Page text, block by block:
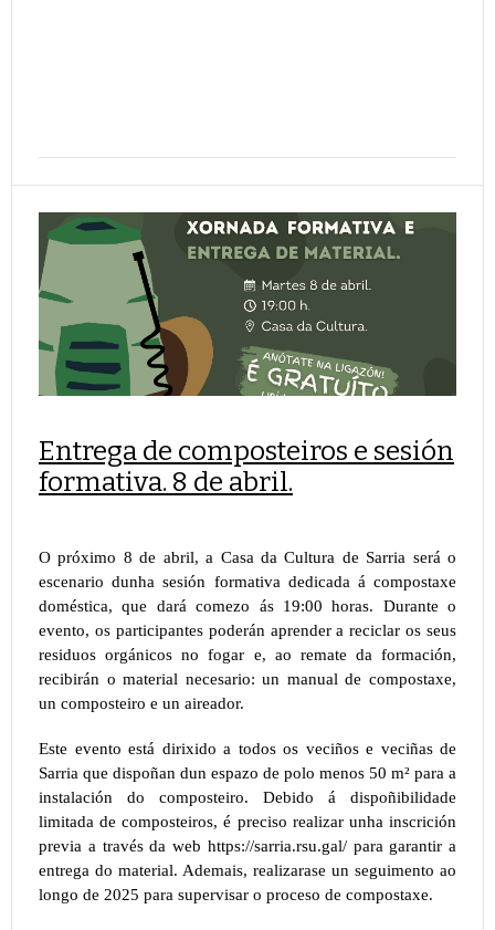
Entrega de composteiros e sesión
formativa. 8 de abril.
O próximo 8 de abril, a Casa da Cultura de Sarria será o
escenario dunha sesión formativa dedicada á compostaxe
doméstica, que dará comezo ás 19:00 horas. Durante o
evento, os participantes poderán aprender a reciclar os seus
residuos orgánicos no fogar e, ao remate da formación,
recibirán o material necesario: un manual de compostaxe,
un composteiro e un aireador.
Este evento está dirixido a todos os veciños e veciñas de
Sarria que dispoñan dun espazo de polo menos 50 m² para a
instalación do composteiro. Debido á dispoñibilidade
limitada de composteiros, é preciso realizar unha inscrición
previa a través da web https://sarria.rsu.gal/ para garantir a
entrega do material. Ademais, realizarase un seguimento ao
longo de 2025 para supervisar o proceso de compostaxe.